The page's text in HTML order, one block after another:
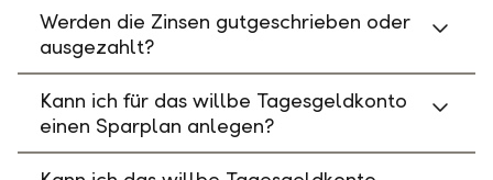
Werden die Zinsen gutgeschrieben oder
ausgezahlt?
Kann ich für das willbe Tagesgeldkonto
einen Sparplan anlegen?